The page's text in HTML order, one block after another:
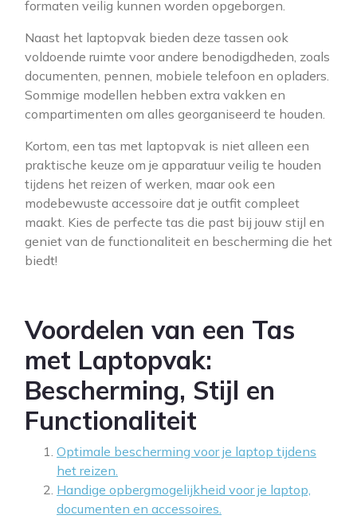
formaten veilig kunnen worden opgeborgen.
Naast het laptopvak bieden deze tassen ook
voldoende ruimte voor andere benodigdheden, zoals
documenten, pennen, mobiele telefoon en opladers.
Sommige modellen hebben extra vakken en
compartimenten om alles georganiseerd te houden.
Kortom, een tas met laptopvak is niet alleen een
praktische keuze om je apparatuur veilig te houden
tijdens het reizen of werken, maar ook een
modebewuste accessoire dat je outfit compleet
maakt. Kies de perfecte tas die past bij jouw stijl en
geniet van de functionaliteit en bescherming die het
biedt!
Voordelen van een Tas
met Laptopvak:
Bescherming, Stijl en
Functionaliteit
Optimale bescherming voor je laptop tijdens
het reizen.
Handige opbergmogelijkheid voor je laptop,
documenten en accessoires.